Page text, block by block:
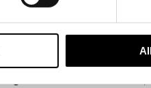
som gör vardagen till
snyggt och tryggt yttre ger
och större leverantörer
varumärket ska